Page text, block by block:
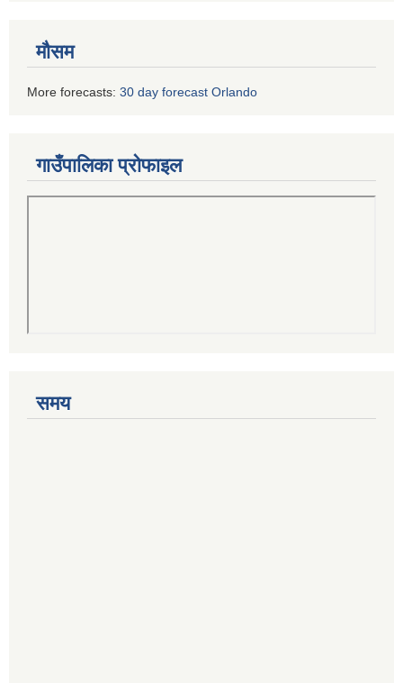
मौसम
More forecasts: 30 day forecast Orlando
गाउँपालिका प्रोफाइल
समय